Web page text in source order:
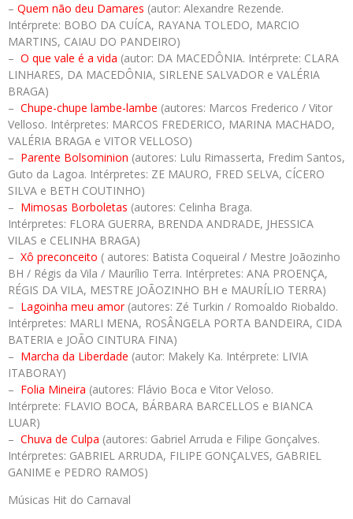
– Quem não deu Damares (autor: Alexandre Rezende.
Intérprete: BOBO DA CUÍCA, RAYANA TOLEDO, MARCIO
MARTINS, CAIAU DO PANDEIRO)
– O que vale é a vida (autor: DA MACEDÔNIA. Intérprete: CLARA
LINHARES, DA MACEDÔNIA, SIRLENE SALVADOR e VALÉRIA
BRAGA)
– Chupe-chupe lambe-lambe (autores: Marcos Frederico / Vitor
Velloso. Intérpretes: MARCOS FREDERICO, MARINA MACHADO,
VALÉRIA BRAGA e VITOR VELLOSO)
– Parente Bolsominion (autores: Lulu Rimasserta, Fredim Santos,
Guto da Lagoa. Intérpretes: ZE MAURO, FRED SELVA, CÍCERO
SILVA e BETH COUTINHO)
– Mimosas Borboletas (autores: Celinha Braga.
Intérpretes: FLORA GUERRA, BRENDA ANDRADE, JHESSICA
VILAS e CELINHA BRAGA)
– Xô preconceito ( autores: Batista Coqueiral / Mestre Joãozinho
BH / Régis da Vila / Maurílio Terra. Intérpretes: ANA PROENÇA,
RÉGIS DA VILA, MESTRE JOÃOZINHO BH e MAURÍLIO TERRA)
– Lagoinha meu amor (autores: Zé Turkin / Romoaldo Riobaldo.
Intérpretes: MARLI MENA, ROSÂNGELA PORTA BANDEIRA, CIDA
BATERIA e JOÃO CINTURA FINA)
– Marcha da Liberdade (autor: Makely Ka. Intérprete: LIVIA
ITABORAY)
– Folia Mineira (autores: Flávio Boca e Vitor Veloso.
Intérprete: FLAVIO BOCA, BÁRBARA BARCELLOS e BIANCA
LUAR)
– Chuva de Culpa (autores: Gabriel Arruda e Filipe Gonçalves.
Intérpretes: GABRIEL ARRUDA, FILIPE GONÇALVES, GABRIEL
GANIME e PEDRO RAMOS)
Músicas Hit do Carnaval